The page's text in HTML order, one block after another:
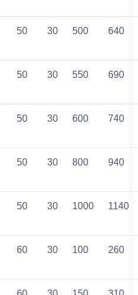
50 30 500 640
50 30 550 690
50 30 600 740
50 30 800 940
50 30 1000 1140
60 30 100 260